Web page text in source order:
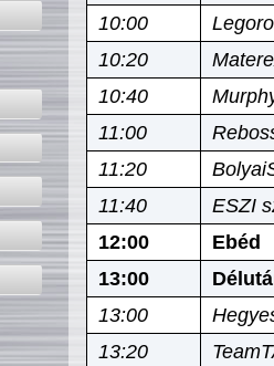
10:00
10:20
10:40
11:00
11:20
11:40
ESZI
12:00
Ebéd
13:00
13:00
13:20